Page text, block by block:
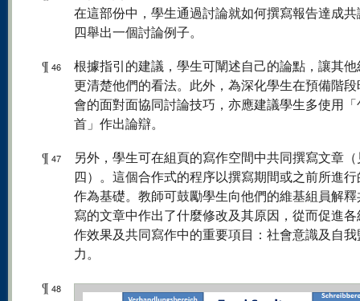
在這部份中，學生通過討論就如何撰寫報告達成
四舉出一個討論例子。
¶ 46
根據指引的建議，學生可闡述自己的論點，讓其
更清楚他們的看法。此外，為深化學生在預備階
會的面對面協同討論技巧，亦應建議學生多使用
首」作出論辯。
¶ 47
另外，學生可在組頁的寫作空間中共同撰寫文章（
四）。這個合作式的程序以撰寫期間或之前所進
作為基礎。教師可鼓勵學生向他們的維基組員解
寫的文章中作出了什麼修改及其原因，從而促進
作效果及共同寫作中的重要項目：社會意識及自
力。
¶ 48